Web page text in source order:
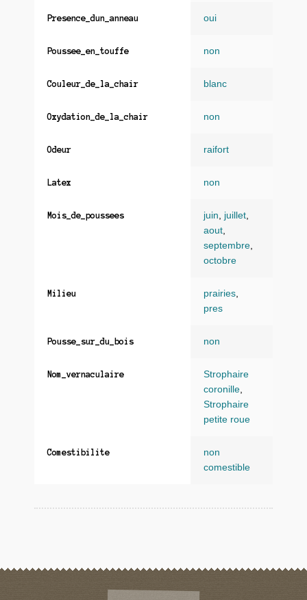
Presence_dun_anneau oui
Poussee_en_touffe non
Couleur_de_la_chair blanc
Oxydation_de_la_chair non
Odeur raifort
Latex non
Mois_de_poussees juin, juillet,
aout,
septembre,
octobre
Milieu prairies,
pres
Pousse_sur_du_bois non
Nom_vernaculaire
Strophaire
coronille,
Strophaire
petite roue
Comestibilite
non
comestible